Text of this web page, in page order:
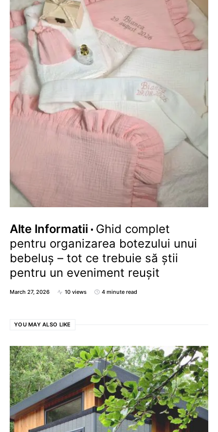
Alte Informatii
Ghid complet
pentru organizarea botezului unui
bebeluș – tot ce trebuie să știi
pentru un eveniment reușit
March 27, 2026 10 views 4 minute read
YOU MAY ALSO LIKE